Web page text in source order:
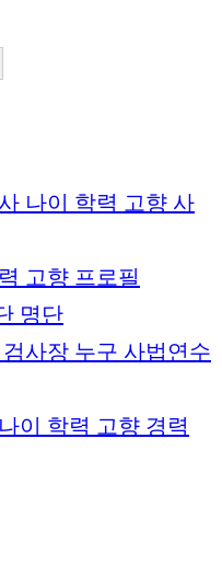
나이 학력 고향 사
고향 프로필
명단
사장 누구 사법연수
이 학력 고향 경력